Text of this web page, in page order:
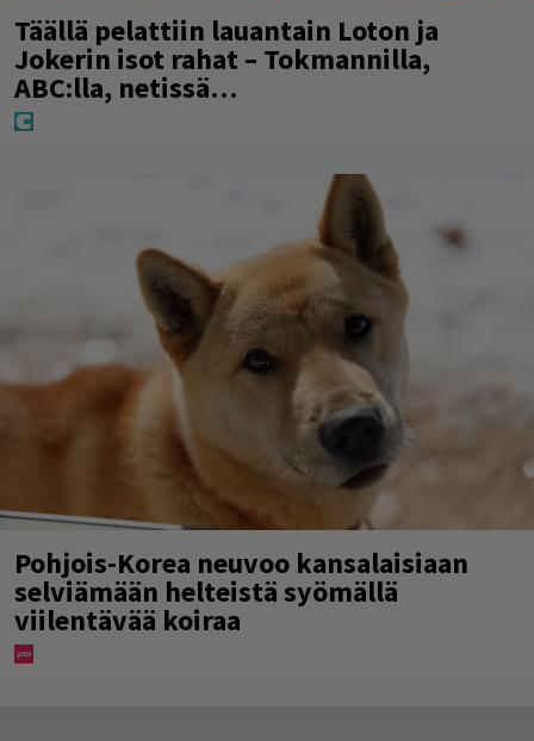
Täällä pelattiin lauantain Loton ja
Jokerin isot rahat – Tokmannilla,
ABC:lla, netissä…
Pohjois-Korea neuvoo kansalaisiaan
selviämään helteistä syömällä
viilentävää koiraa